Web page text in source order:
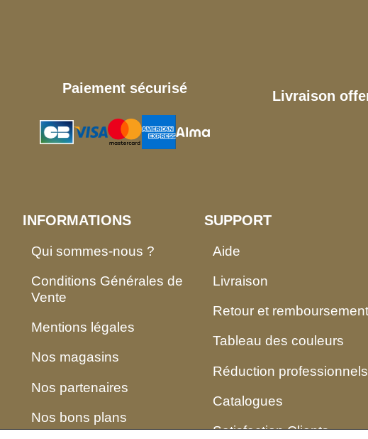
Paiement sécurisé Livraison
INFORMATIONS
Qui sommes-nous ?
Conditions Générales de
Vente
Mentions légales
Nos magasins
Nos partenaires
Nos bons plans
SUPPORT
Aide
Livraison
Retour et remboursement
Tableau des couleurs
Réduction professionnels
Catalogues
Satisfaction Clients